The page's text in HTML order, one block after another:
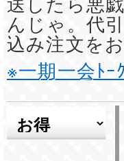
送したら悪
んじゃ。代
込み注文を
※一期一会ﾄ